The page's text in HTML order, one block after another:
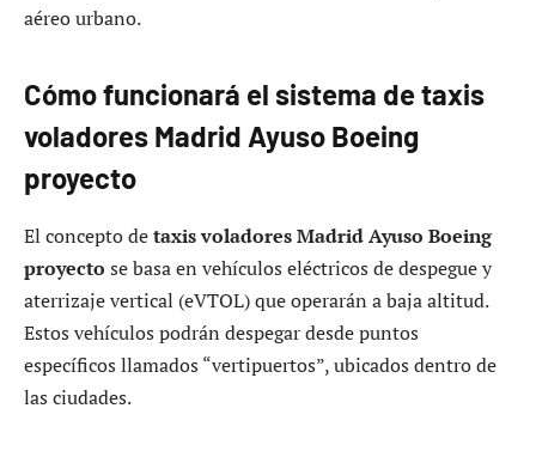
aéreo urbano.
Cómo funcionará el sistema de taxis
voladores Madrid Ayuso Boeing
proyecto
El concepto detaxis voladores Madrid Ayuso Boeing
proyecto se basa en vehículos eléctricos de despegue y
aterrizaje vertical (eVTOL) que operarán a baja altitud.
Estos vehículos podrán despegar desde puntos
específicos llamados “vertipuertos”, ubicados dentro de
las ciudades.